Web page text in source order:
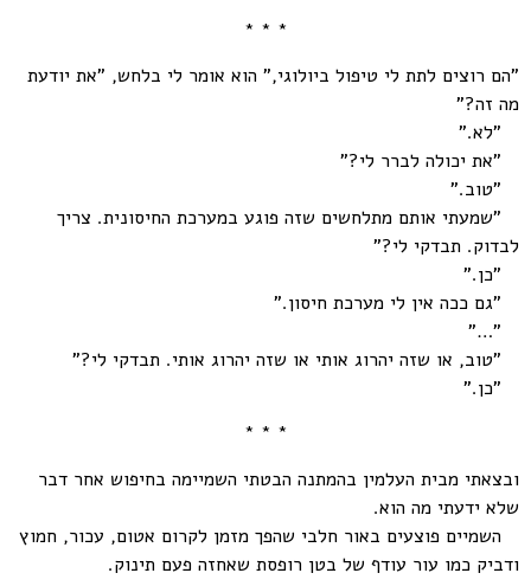
* * *
"הם רוצים לתת לי טיפול ביולוגי," הוא אומר לי בלחש, "את יודעת
מה זה?"
"לא."
"את יכולה לברר לי?"
"טוב."
"שמעתי אותם מתלחשים שזה פוגע במערכת החיסונית. צריך
לבדוק. תבדקי לי?"
"כן."
"גם ככה אין לי מערכת חיסון."
"…"
"טוב, או שזה יהרוג אותי או שזה יהרוג אותי. תבדקי לי?"
"כן."
* * *
ובצאתי מבית העלמין בהמתנה הבטתי השמיימה בחיפוש אחר דבר
שלא ידעתי מה הוא.
השמיים פוצעים באור חלבי שהפך מזמן לקרום אטום, עכור, חמוץ
ודביק כמו עור עודף של בטן רופסת שאחזה פעם תינוק.